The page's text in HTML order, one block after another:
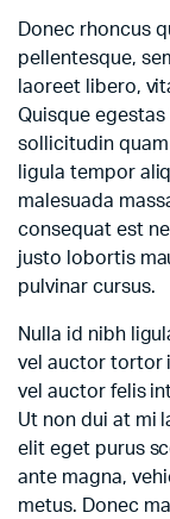
Donec rhoncus
pellentesque,
laoreet libero,
Quisque
sollicitudin
ligula tempor
malesuada
consequat est
justo lobortis
pulvinar cursus.
Nulla id nibh
vel auctor tortor
vel auctor felis
Ut non dui at mi
elit eget purus
ante magna,
metus. Donec